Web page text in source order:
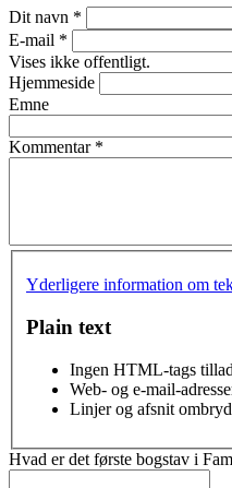
Dit navn *
E-mail *
Vises ikke offentligt.
Hjemmeside
Emne
Kommentar *
Yderligere information om
Plain text
Ingen HTML-tags
Web- og e-mail-
Linjer og afsnit
Hvad er det første bogstav i